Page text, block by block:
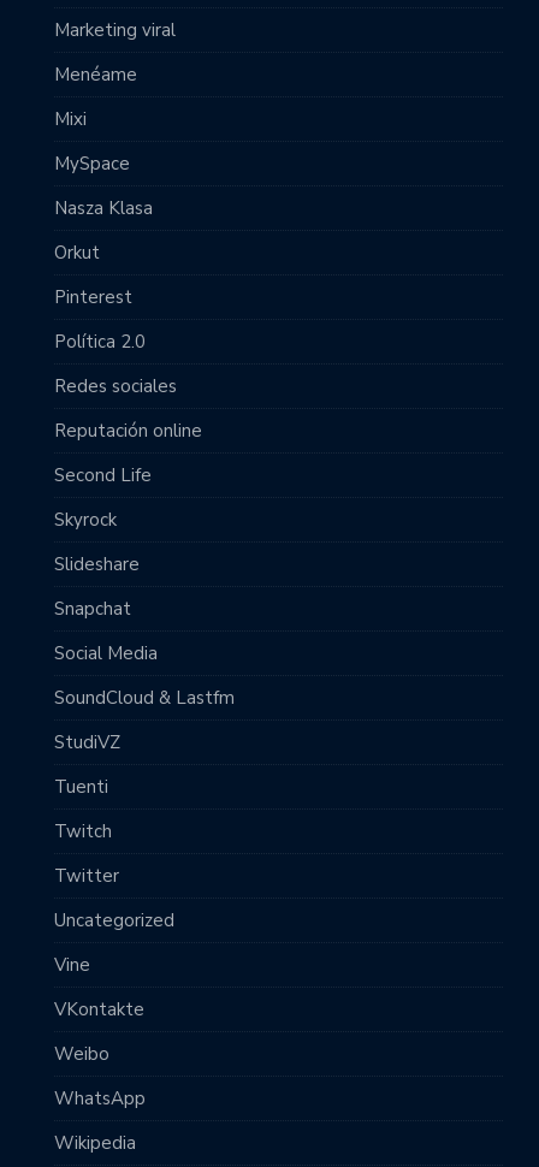
Marketing viral
Menéame
Mixi
MySpace
Nasza Klasa
Orkut
Pinterest
Política 2.0
Redes sociales
Reputación online
Second Life
Skyrock
Slideshare
Snapchat
Social Media
SoundCloud & Lastfm
StudiVZ
Tuenti
Twitch
Twitter
Uncategorized
Vine
VKontakte
Weibo
WhatsApp
Wikipedia